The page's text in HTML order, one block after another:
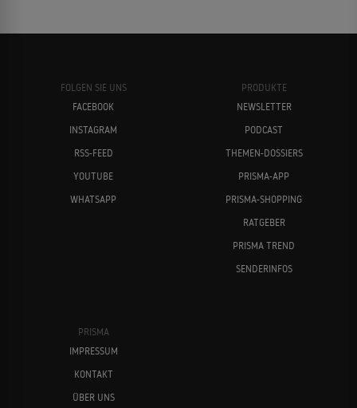
FOLGEN SIE UNS
FACEBOOK
INSTAGRAM
RSS-FEED
YOUTUBE
WHATSAPP
PRODUKTE
NEWSLETTER
PODCAST
THEMEN-DOSSIERS
PRISMA-APP
PRISMA-SHOPPING
RATGEBER
PRISMA TREND
SENDERINFOS
PRISMA
IMPRESSUM
KONTAKT
ÜBER UNS